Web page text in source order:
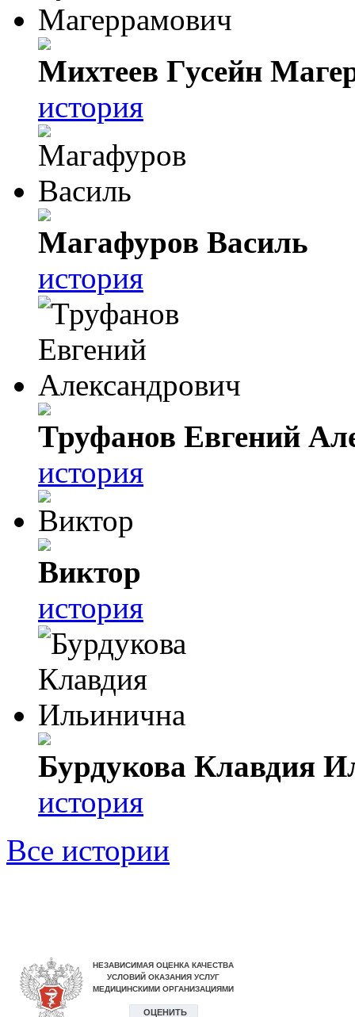
Михтеев Гусейн
история
Магафуров Василь
история
Труфанов Евгений
история
Виктор
история
Бурдукова Клавдия
история
Все истории